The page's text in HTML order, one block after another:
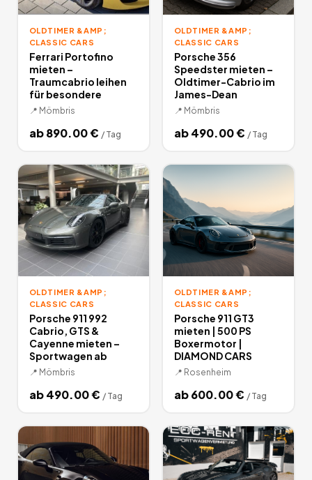
OLDTIMER &AMP;
CLASSIC CARS
Ferrari Portofino
mieten –
Traumcabrio leihen
für besondere
📍 Mömbris
ab890.00€ / Tag
OLDTIMER &AMP;
CLASSIC CARS
Porsche 356
Speedster mieten –
Oldtimer-Cabrio im
James-Dean
📍 Mömbris
ab490.00€ / Tag
OLDTIMER &AMP;
CLASSIC CARS
Porsche 911 992
Cabrio, GTS &
Cayenne mieten –
Sportwagen ab
📍 Mömbris
ab490.00€ / Tag
OLDTIMER &AMP;
CLASSIC CARS
Porsche 911 GT3
mieten | 500 PS
Boxermotor |
DIAMOND CARS
📍 Rosenheim
ab600.00€ / Tag